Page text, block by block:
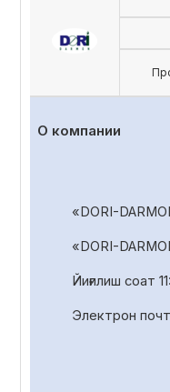
О компании
«DORI-
«DORI-
Йиғилиш соат 11
Электрон